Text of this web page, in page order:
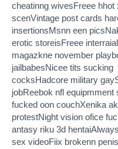
cheatinng wivesFreee
scenVintage post cards
insertionsMsnn een
erotic storeisFreee
magazkne november
jailbabesNicee tits sucking
cocksHadcore military
jobReebok nfl equipmment
fucked oon couchXenika
protestNight vision ofice
antasy riku 3d
sex videoFiix brokenn